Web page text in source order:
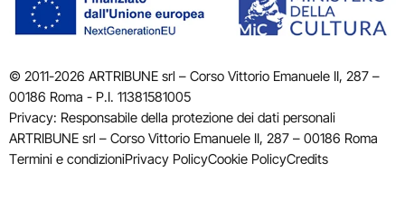
© 2011-2026 ARTRIBUNE srl – Corso Vittorio Emanuele II, 287 –
00186 Roma - P.I. 11381581005
Privacy: Responsabile della protezione dei dati personali
ARTRIBUNE srl – Corso Vittorio Emanuele II, 287 – 00186 Roma
Termini e condizioniPrivacy PolicyCookie PolicyCredits